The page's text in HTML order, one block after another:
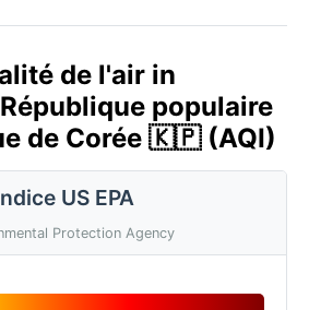
de l'air in
populaire
de Corée 🇰🇵 (AQI)
US EPA
Protection Agency